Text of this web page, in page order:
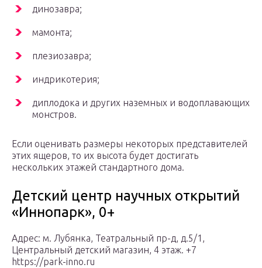
динозавра;
мамонта;
плезиозавра;
индрикотерия;
диплодока и других наземных и водоплавающих
монстров.
Если оценивать размеры некоторых представителей
этих ящеров, то их высота будет достигать
нескольких этажей стандартного дома.
Детский центр научных открытий
«Иннопарк», 0+
Адрес: м. Лубянка, Театральный пр-д, д.5/1,
Центральный детский магазин, 4 этаж. +7
https://park-inno.ru